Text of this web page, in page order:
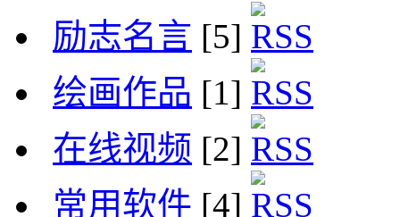
励志名言 [5]
绘画作品 [1]
在线视频 [2]
常用软件 [4]